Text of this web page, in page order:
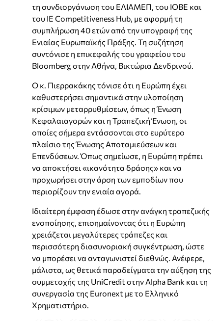
τη συνδιοργάνωση του ΕΛΙΑΜΕΠ, του ΙΟΒΕ και
του IE Competitiveness Hub, με αφορμή τη
συμπλήρωση 40 ετών από την υπογραφή της
Ενιαίας Ευρωπαϊκής Πράξης. Τη συζήτηση
συντόνισε η επικεφαλής του γραφείου του
Bloomberg στην Αθήνα, Βικτώρια Δενδρινού.
Ο κ. Πιερρακάκης τόνισε ότι η Ευρώπη έχει
καθυστερήσει σημαντικά στην υλοποίηση
κρίσιμων μεταρρυθμίσεων, όπως η Ένωση
Κεφαλαιαγορών και η Τραπεζική Ένωση, οι
οποίες σήμερα εντάσσονται στο ευρύτερο
πλαίσιο της Ένωσης Αποταμιεύσεων και
Επενδύσεων. Όπως σημείωσε, η Ευρώπη πρέπει
να αποκτήσει «ικανότητα δράσης» και να
προχωρήσει στην άρση των εμποδίων που
περιορίζουν την ενιαία αγορά.
Ιδιαίτερη έμφαση έδωσε στην ανάγκη τραπεζικής
ενοποίησης, επισημαίνοντας ότι η Ευρώπη
χρειάζεται μεγαλύτερες τράπεζες και
περισσότερη διασυνοριακή συγκέντρωση, ώστε
να μπορέσει να ανταγωνιστεί διεθνώς. Ανέφερε,
μάλιστα, ως θετικά παραδείγματα την αύξηση της
συμμετοχής της UniCredit στην Alpha Bank και τη
συνεργασία της Euronext με το Ελληνικό
Χρηματιστήριο.